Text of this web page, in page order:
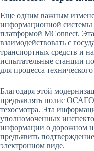
Еще одним важным
информационной системы
платформой MConnect.
взаимодействовать с
транспортных средств и
испытательные станции
для процесса
Благодаря этой
предъявлять полис
техосмотра. Эта
уполномоченных
информации о дорожном
предъявить
электронном виде.